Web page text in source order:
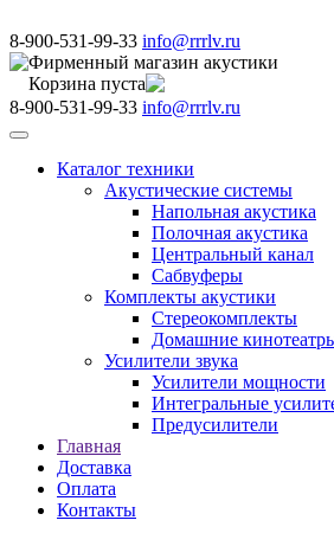
8-900-531-99-33 info@rrrlv.ru
Фирменный магазин акустики
Корзина пуста
8-900-531-99-33 info@rrrlv.ru
Меню
Каталог техники
Акустические системы
Напольная акустика
Полочная акустика
Центральный канал
Сабвуферы
Комплекты акустики
Стереокомплекты
Домашние
Усилители звука
Усилители мощности
Интегральные
Предусилители
Главная
Доставка
Оплата
Контакты